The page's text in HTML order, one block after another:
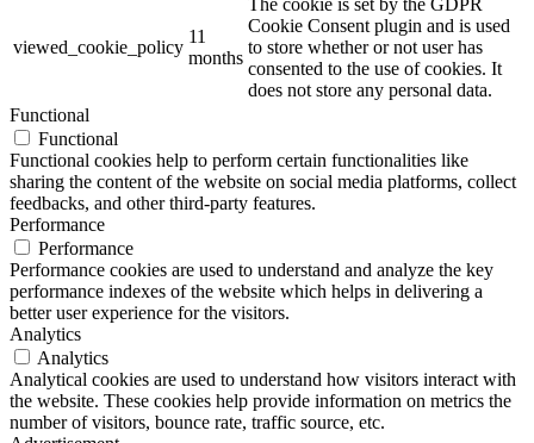
viewed_cookie_policy
11
months
The cookie is set by the GDPR
Cookie Consent plugin and is used
to store whether or not user has
consented to the use of cookies. It
does not store any personal data.
Functional
Functional
Functional cookies help to perform certain functionalities like
sharing the content of the website on social media platforms, collect
feedbacks, and other third-party features.
Performance
Performance
Performance cookies are used to understand and analyze the key
performance indexes of the website which helps in delivering a
better user experience for the visitors.
Analytics
Analytics
Analytical cookies are used to understand how visitors interact with
the website. These cookies help provide information on metrics the
number of visitors, bounce rate, traffic source, etc.